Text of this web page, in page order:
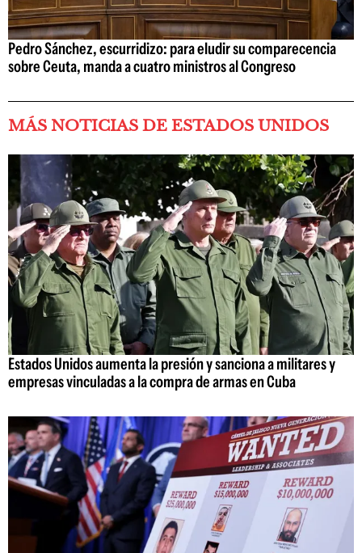
Pedro Sánchez, escurridizo: para eludir su comparecencia
sobre Ceuta, manda a cuatro ministros al Congreso
MÁS NOTICIAS DE ESTADOS UNIDOS
Estados Unidos aumenta la presión y sanciona a militares y
empresas vinculadas a la compra de armas en Cuba